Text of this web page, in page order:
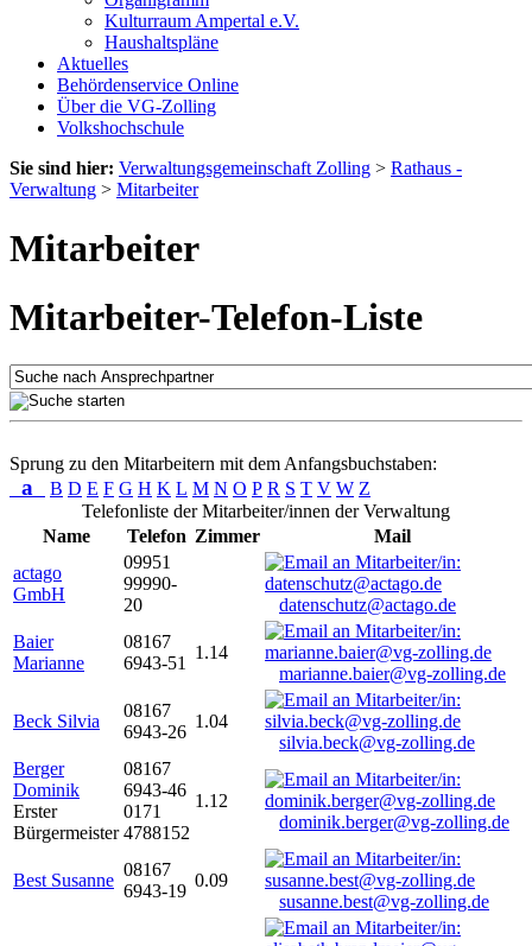
Kulturraum Ampertal e.V.
Haushaltspläne
Aktuelles
Behördenservice Online
Über die VG-Zolling
Volkshochschule
Sie sind hier: Verwaltungsgemeinschaft Zolling > Rathaus -
Verwaltung > Mitarbeiter
Mitarbeiter
Mitarbeiter-Telefon-Liste
Sprung zu den Mitarbeitern mit dem Anfangsbuchstaben:
a B D E F G H K L M N O P R S T V W Z
Telefonliste der Mitarbeiter/innen der Verwaltung
Name
Telefon Zimmer
Mail
actago
GmbH
09951
99990-
20
datenschutz@actago.de
Baier
Marianne
08167
6943-51
1.14
marianne.baier@vg-zolling.de
Beck Silvia
08167
6943-26
1.04
silvia.beck@vg-zolling.de
Berger
Dominik
Erster
Bürgermeister
08167
6943-46
0171
4788152
1.12
dominik.berger@vg-zolling.de
Best Susanne
08167
6943-19
0.09
susanne.best@vg-zolling.de